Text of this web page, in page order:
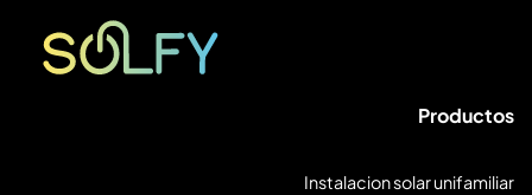
Solfy
Productos
Instalacion solar unifamiliar